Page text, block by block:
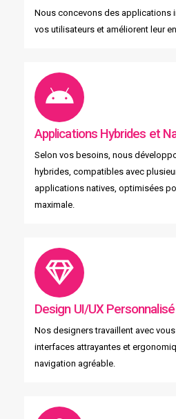
Nous concevons des applications
vos utilisateurs et améliorent leur
Applications Hybrides et
Selon vos besoins, nous
hybrides, compatibles avec
applications natives, optimisées
maximale.
Design UI/UX Personnalisé
Nos designers travaillent avec
interfaces attrayantes et
navigation agréable.